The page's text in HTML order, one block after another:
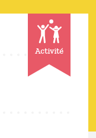
Activité